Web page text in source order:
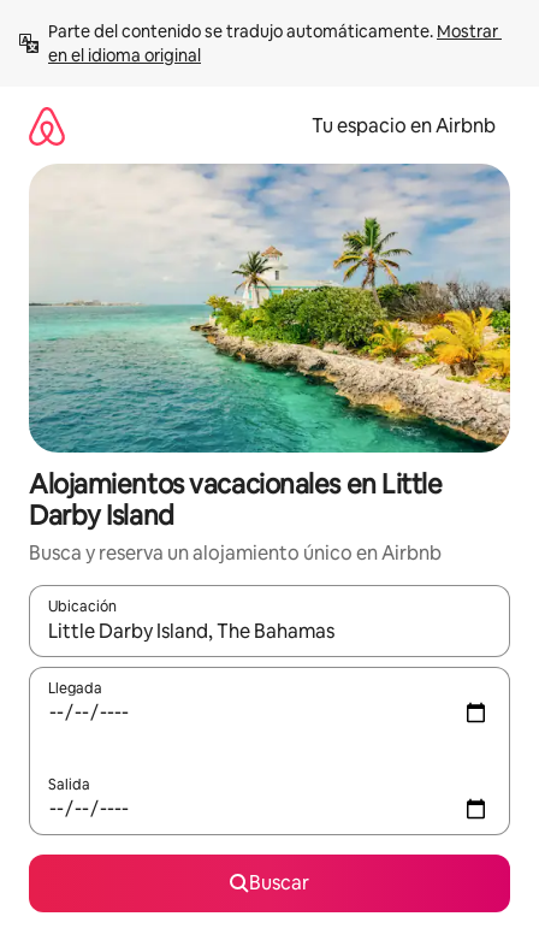
contenido
Parte del contenido se tradujo automáticamente. Mostrar
en el idioma original
Tu espacio en Airbnb
Alojamientos vacacionales en Little
Darby Island
Busca y reserva un alojamiento único en Airbnb
Ubicación
Cuando los resultados estén disponibles, podrás navegar
Llegada
Salida
Buscar